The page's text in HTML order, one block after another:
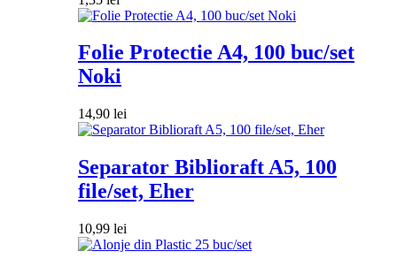
Folie Protectie A4, 100 buc/set
Noki
14,90 lei
Separator Biblioraft A5, 100
file/set, Eher
10,99 lei